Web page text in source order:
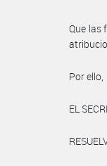
Que las
Por ello,
EL